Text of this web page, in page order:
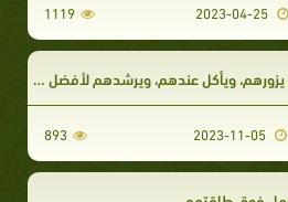
2023-04-25
1119
ويأكل عندهم، ويرشدهم لأفضل وجوه الصدقة
2023-11-05
893